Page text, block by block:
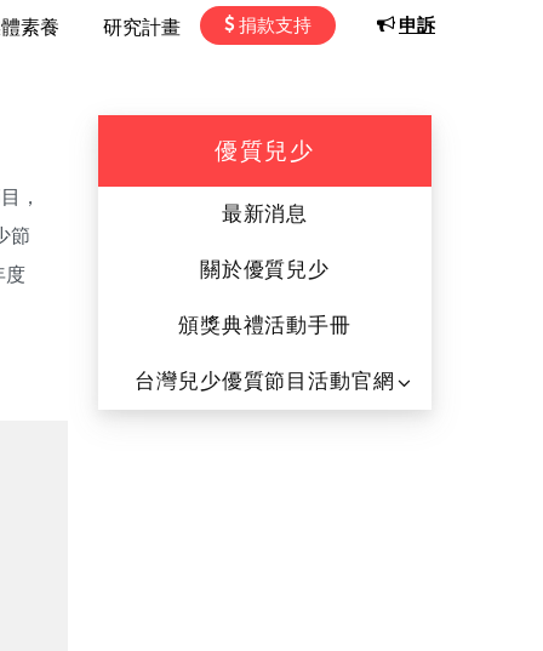
素養 研究計畫 申訴
捐款支持
，
節
度
優質兒少
最新消息
關於優質兒少
頒獎典禮活動手冊
台灣兒少優質節目活動官網